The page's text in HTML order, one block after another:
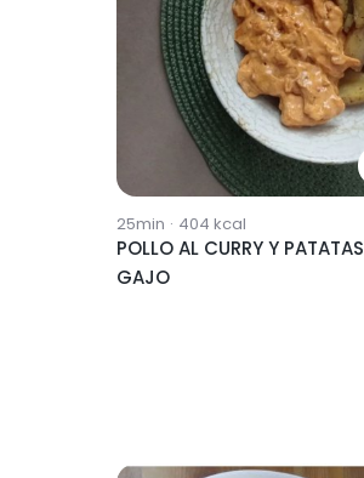
25min · 404 kcal
POLLO AL CURRY Y PATATAS
GAJO